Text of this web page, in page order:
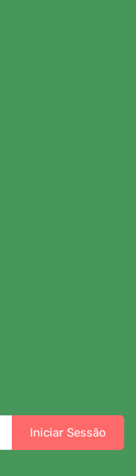
Iniciar Sessão